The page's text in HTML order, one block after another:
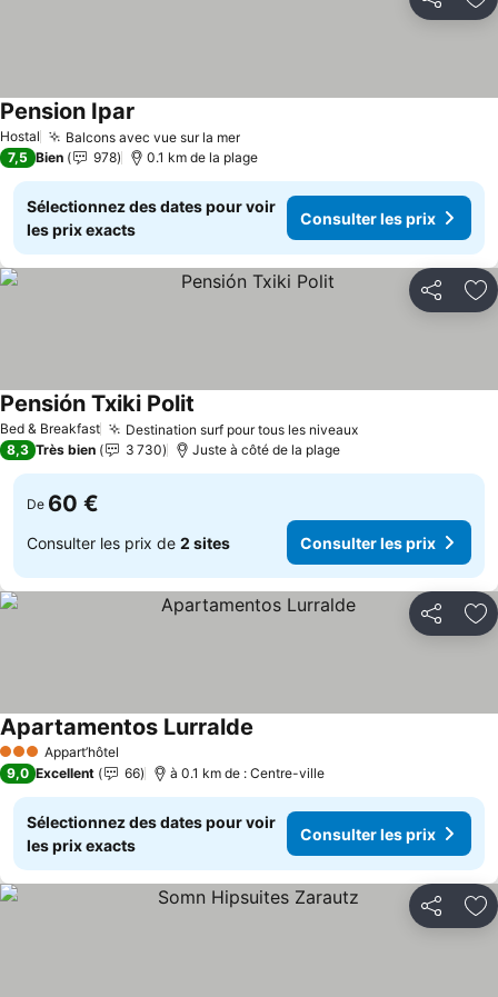
Partager
Hostal Balcons avec vue sur la merConsulter les prix
Pension Ipar
7,5 Bien 978 0.1 km de la plage
Sélectionnez des dates pour voir
les prix exacts
Consulter les prix
Partager
Bed & Breakfast Destination surf pour tous les niveauxConsulter les
Pensión Txiki Polit
8,3 Très bien 3 730 Juste à côté de la plage
De 60 €
Consulter les prix de 2 sites Consulter les prix
Partager
3 ÉtoilesAppart’hôtel
Apartamentos Lurralde
9,0 Excellent 66 à 0.1 km de : Centre-ville
Sélectionnez des dates pour voir
les prix exacts
Consulter les prix
Partager